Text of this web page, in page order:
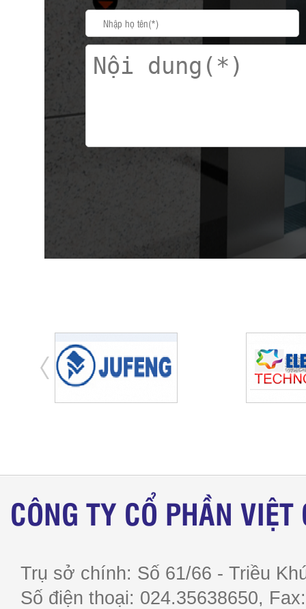
CÔNG TY CỔ PHẦN VIỆT
Trụ sở chính: Số 61/66 - Triều
Số điện thoại: 024.35638650,